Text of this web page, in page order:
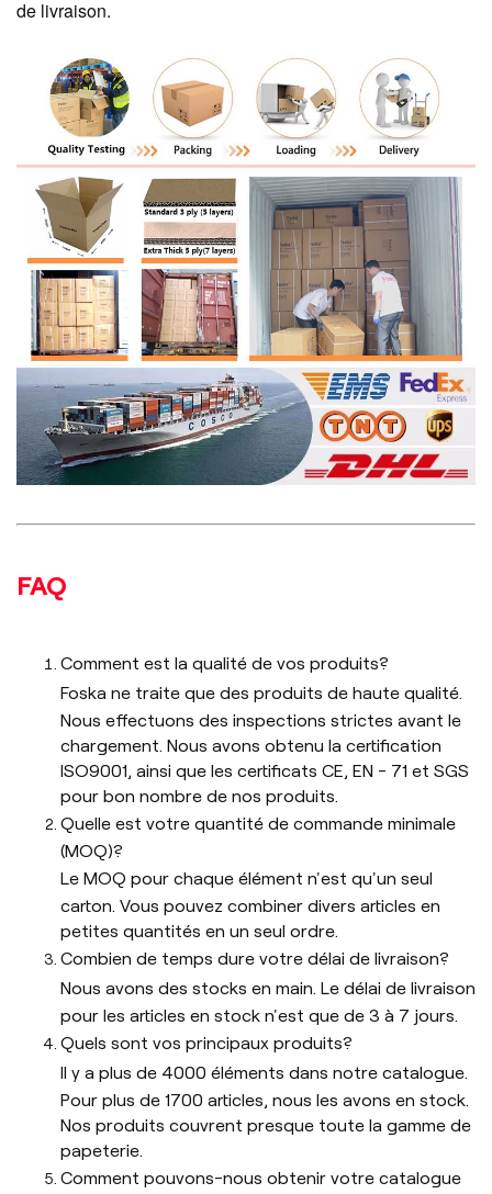
de livraison.
FAQ
Comment est la qualité de vos produits?
Foska ne traite que des produits de haute qualité.
Nous effectuons des inspections strictes avant le
chargement. Nous avons obtenu la certification
ISO9001, ainsi que les certificats CE, EN - 71 et SGS
pour bon nombre de nos produits.
Quelle est votre quantité de commande minimale
(MOQ)?
Le MOQ pour chaque élément n'est qu'un seul
carton. Vous pouvez combiner divers articles en
petites quantités en un seul ordre.
Combien de temps dure votre délai de livraison?
Nous avons des stocks en main. Le délai de livraison
pour les articles en stock n'est que de 3 à 7 jours.
Quels sont vos principaux produits?
Il y a plus de 4000 éléments dans notre catalogue.
Pour plus de 1700 articles, nous les avons en stock.
Nos produits couvrent presque toute la gamme de
papeterie.
Comment pouvons-nous obtenir votre catalogue